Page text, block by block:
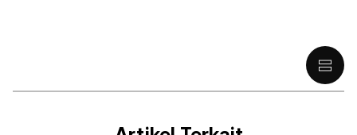
akuntansi, hukum, atau pajak. Kepemilikan kripto/aset
digital, termasuk stablecoin, melibatkan risiko yang tinggi
trading atau memiliki kripto/aset digital adalah keputusan